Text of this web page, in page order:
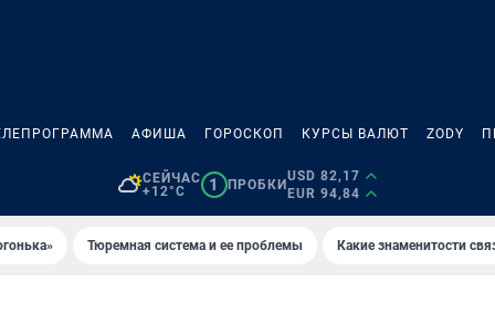
АФИША ГОРОСКОП КУРСЫ ВАЛЮТ ZODY
СЕЙЧАС
+12°C
1 ПРОБКИ
USD 82,17
EUR 94,84
Тюремная система и ее проблемы Какие знаменитости